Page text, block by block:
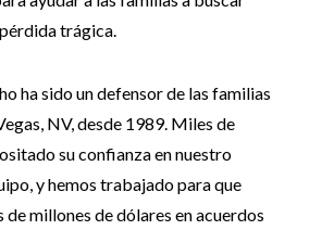
trágica.
ha sido un defensor de las familias
NV, desde 1989. Miles de
su confianza en nuestro
y hemos trabajado para que
de millones de dólares en acuerdos